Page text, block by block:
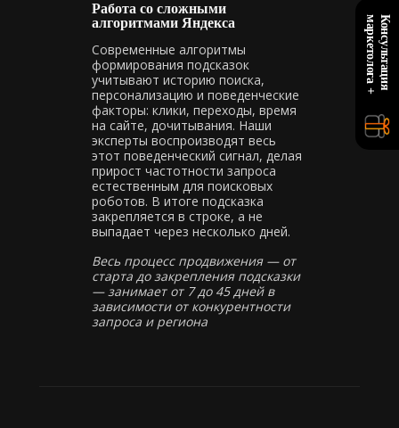
Работа со сложными
алгоритмами Яндекса
Современные алгоритмы
формирования подсказок
учитывают историю поиска,
персонализацию и поведенческие
факторы: клики, переходы, время
на сайте, дочитывания. Наши
эксперты воспроизводят весь
этот поведенческий сигнал, делая
прирост частотности запроса
естественным для поисковых
роботов. В итоге подсказка
закрепляется в строке, а не
выпадает через несколько дней.
Весь процесс продвижения — от
старта до закрепления подсказки
— занимает от 7 до 45 дней в
зависимости от конкурентности
запроса и региона
К
о
н
с
у
л
ь
т
а
ц
и
я
м
а
р
к
е
т
о
л
о
г
а
+